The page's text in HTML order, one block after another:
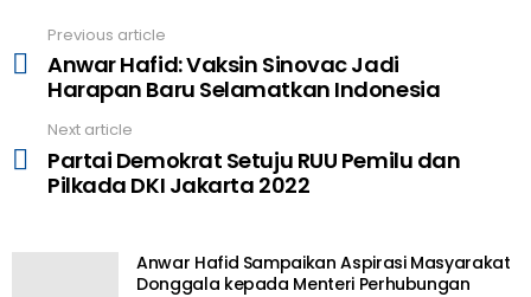
more
Previous article
Anwar Hafid: Vaksin Sinovac Jadi
Harapan Baru Selamatkan Indonesia
Next article
Partai Demokrat Setuju RUU Pemilu dan
Pilkada DKI Jakarta 2022
Anwar Hafid Sampaikan Aspirasi Masyarakat
Donggala kepada Menteri Perhubungan